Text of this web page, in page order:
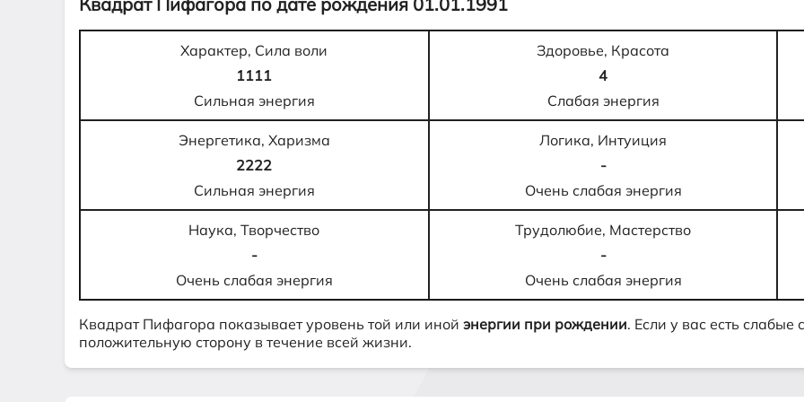
Характер, Сила воли
1111
Сильная энергия
Здоровье, Красота
4
Слабая энергия
Энергетика, Харизма
2222
Сильная энергия
Логика, Интуиция
-
Очень слабая энергия
Наука, Творчество
-
Очень слабая энергия
Трудолюбие, Мастерство
-
Очень слабая энергия
Квадрат Пифагора показывает уровень той или иной энергии при рождении. Если у вас есть
положительную сторону в течение всей жизни.